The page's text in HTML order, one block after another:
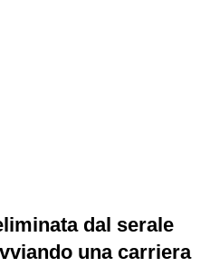
dal serale
una carriera